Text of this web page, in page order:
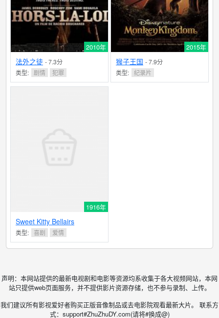
2010年
法外之徒 - 7.3分
类型: 剧情 犯罪
2015年
猴子王国 - 7.9分
类型: 纪录片
1916年
Sweet Kitty Bellairs
类型: 喜剧 爱情
声明：本网站提供的最新电视剧和电影等资源均系收集于各大视频网站，本网
站只提供web页面服务，并不提供影片资源存储，也不参与录制、上传。
我们建议所有影视爱好者购买正版音像制品或去电影院观看最新大片。 联系方
式：support#ZhuZhuDY.com(请将#换成@)